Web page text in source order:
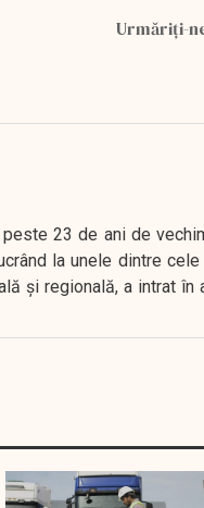
Urmăriți-
23 de ani de
la unele dintre
şi regională, a intrat